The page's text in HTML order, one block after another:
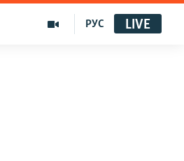
РУС LIVE